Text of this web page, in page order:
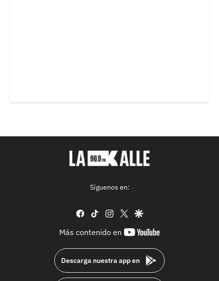
Síguenos en:
facebook
tiktok instagram
twittergoogle
Más contenido en
youtube-
Descarga nuestra app en